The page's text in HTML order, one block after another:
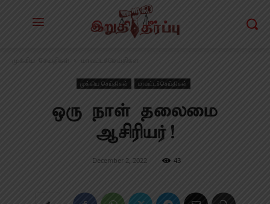
முக்கிய செய்திகள் மாவட்டச்செய்திகள்
முக்கிய செய்திகள் மாவட்டச்செய்திகள்
ஒரு நாள் தலைமை
ஆசிரியர்!
December 2, 2022 43